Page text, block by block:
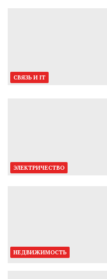
СВЯЗЬ И IT
ЭЛЕКТРИЧЕСТВО
НЕДВИЖИМОСТЬ